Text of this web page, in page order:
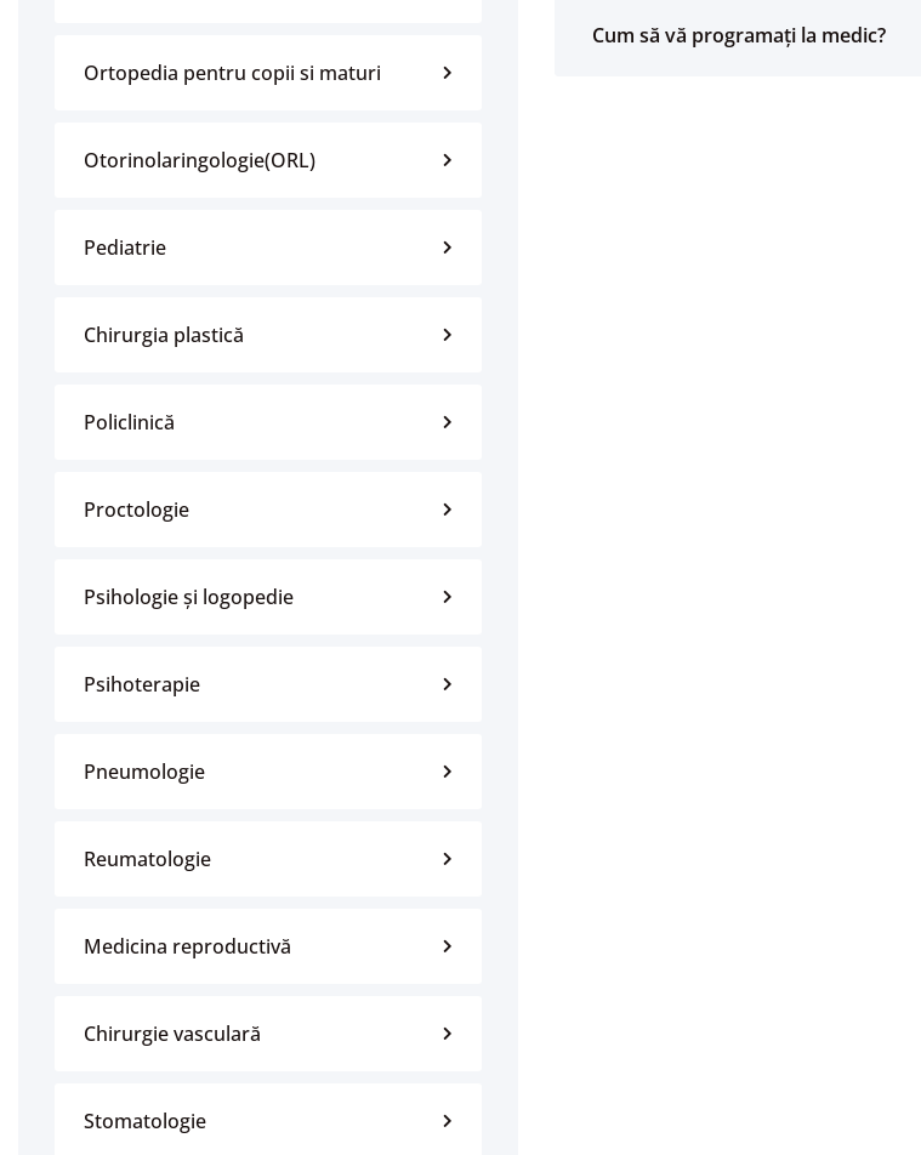
Ortopedia pentru copii si maturi
Otorinolaringologie(ORL)
Pediatrie
Chirurgia plastică
Policlinică
Proctologie
Psihologie și logopedie
Psihoterapie
Pneumologie
Reumatologie
Medicina reproductivă
Chirurgie vasculară
Stomatologie
Cum să vă programați la medic?